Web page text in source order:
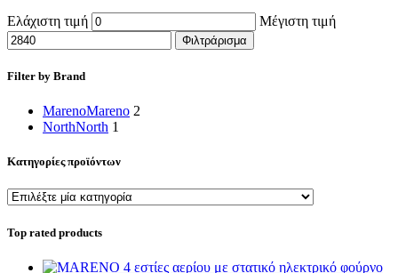
Ελάχιστη τιμή Μέγιστη τιμή
Φιλτράρισμα
Filter by Brand
MarenoMareno 2
NorthNorth 1
Κατηγορίες προϊόντων
Top rated products